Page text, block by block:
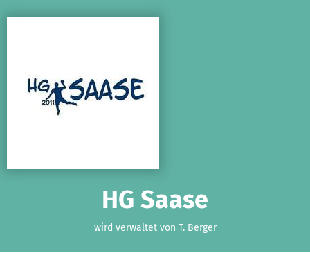
HG Saase
wird verwaltet von T. Berger